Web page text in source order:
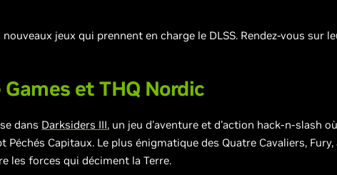
jeux qui prennent en charge le DLSS. Rendez-vous sur
etTHQ Nordic
dans Darksiders III, un jeu d'aventure et d'action hack-n-slash
Capitaux. Le plus énigmatique des Quatre Cavaliers, Fury,
les forces qui déciment la Terre.